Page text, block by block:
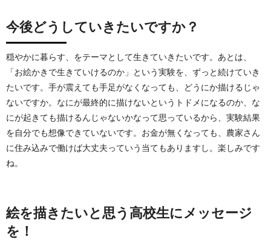
今後どうしていきたいですか？
穏やかに暮らす、をテーマとして生きていきたいです。あとは、
「お絵かきで生きていけるのか」という実験を、ずっと続けていき
たいです。手が震えても手足がなくなっても、どうにか描けるじゃ
ないですか。なにが最終的に描けないというトドメになるのか、な
にが起きても描けるんじゃないかなって思っているから、実験結果
を自分でも想像できていないです。お金が無くなっても、農家さん
に住み込みで働けば大丈夫っていう当てもありますし。楽しみです
ね。
絵を描きたいと思う高校生にメッセージ
を！